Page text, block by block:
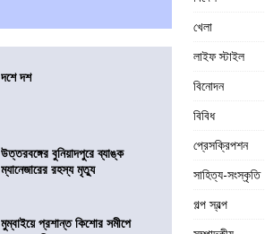
দশে দশ
উত্তরবঙ্গের বুনিয়াদপুরে ব্যাঙ্ক
ম্যানেজারের রহস্য মৃত্যু
মুম্বাইয়ে প্রশান্ত কিশোর সমীপে
খেলা
লাইফ স্টাইল
বিনোদন
বিবিধ
প্রেসক্রিপশন
সাহিত্য-সংস্কৃতি
গল্প স্বল্প